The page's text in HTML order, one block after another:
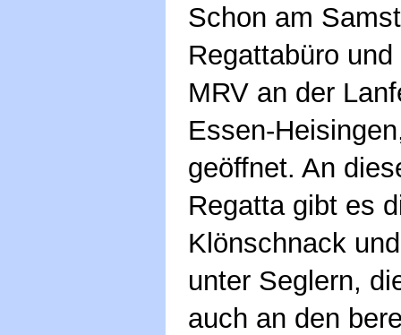
Schon am
Regattabüro
MRV an der
Essen-
geöffnet. An
Regatta gibt es
Klönschnack
unter Seglern,
auch an den